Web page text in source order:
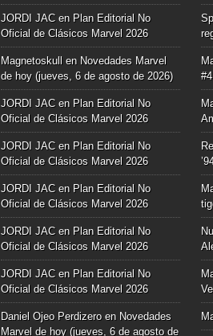
JORDI JAC en Plan Editorial No
Oficial de Clásicos Marvel 2026
Magnetoskull en Novedades Marvel
de hoy (jueves, 6 de agosto de 2026)
JORDI JAC en Plan Editorial No
Oficial de Clásicos Marvel 2026
JORDI JAC en Plan Editorial No
Oficial de Clásicos Marvel 2026
JORDI JAC en Plan Editorial No
Oficial de Clásicos Marvel 2026
JORDI JAC en Plan Editorial No
Oficial de Clásicos Marvel 2026
JORDI JAC en Plan Editorial No
Oficial de Clásicos Marvel 2026
Daniel Ojeo Perdizeroen Novedades
Marvel de hoy (jueves, 6 de agosto de
#4